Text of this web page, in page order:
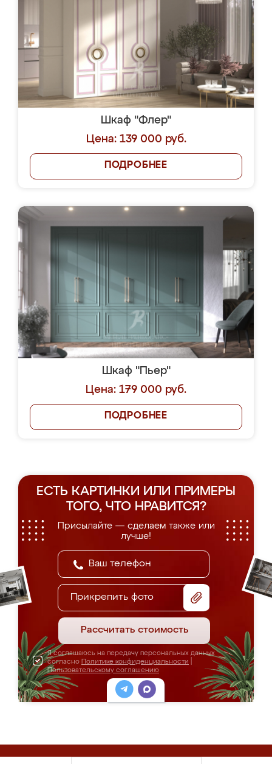
Шкаф "Флер"
Цена: 139 000 руб.
ПОДРОБНЕЕ
Шкаф "Пьер"
Цена: 179 000 руб.
ПОДРОБНЕЕ
ЕСТЬ КАРТИНКИ ИЛИ ПРИМЕРЫ
ТОГО, ЧТО НРАВИТСЯ?
Присылайте — сделаем также или
лучше!
Прикрепить фото
Рассчитать стоимость
Я соглашаюсь на передачу персональных данных
согласно Политике конфиденциальности
Пользовательскому соглашению